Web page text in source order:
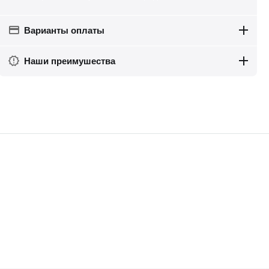
Варианты оплаты
Наши преимушества